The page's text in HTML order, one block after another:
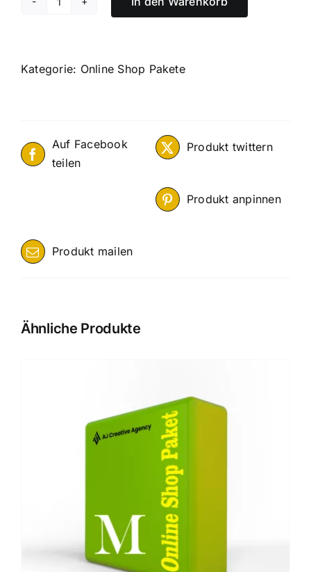
OnlineShop
Menge
Kategorie: Online Shop Pakete
Auf Facebook
teilen
Produkt twittern
Produkt anpinnen
Produkt mailen
Ähnliche Produkte